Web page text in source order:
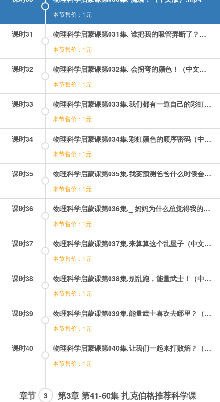
本节售价：1元
课时31 物理科学启蒙课第031集. 谁把我的吸管弄断了？（中文版）.mp4
本节售价：1元
课时32 物理科学启蒙课第032集. 会拐弯的颜色！（中文版）.mp4
本节售价：1元
课时33 物理科学启蒙课第033集.我们都有一道自己的彩虹（中文版）.mp4
本节售价：1元
课时34 物理科学启蒙课第034集.彩虹颜色的顺序密码（中文版）.mp4
本节售价：1元
课时35 物理科学启蒙课第035集.我要预测爸爸什么时候会打屁股！（中文版）.mp4
本节售价：1元
课时36 物理科学启蒙课第036集._ 妈妈为什么总觉得我的房间乱？（中文版）.mp4
本节售价：1元
课时37 物理科学启蒙课第037集.来算算这个乱屋子（中文版）.mp4
本节售价：1元
课时38 物理科学启蒙课第038集.别乱跑，能量武士！（中文）.mp4
本节售价：1元
课时39 物理科学启蒙课第039集.能量武士喜欢去哪里？（中文）.mp4
本节售价：1元
课时40 物理科学启蒙课第040集.让我们一起来打败熵？（中文）.mp4
本节售价：1元
章节 第3章 第41-60集 扎克伯格推荐科学课
3